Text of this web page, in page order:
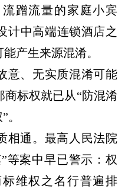
蹭流量的家庭小宾
计中高端连锁酒店之
产生来源混淆。
意、无实质混淆可能
标权就已从“防混淆
。
相通。最高 人民法院
等案中早已警示：权
维权之名行普遍排